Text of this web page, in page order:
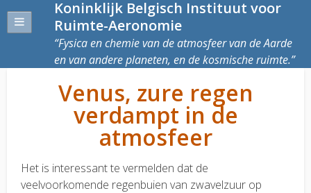
Koninklijk Belgisch Instituut voor
Ruimte-Aeronomie
Fysica en chemie van de atmosfeer van de Aarde
en van andere planeten, en de kosmische ruimte.
Venus, zure regen
verdampt in de
atmosfeer
Het is interessant te vermelden dat de
veelvoorkomende regenbuien van zwavelzuur op